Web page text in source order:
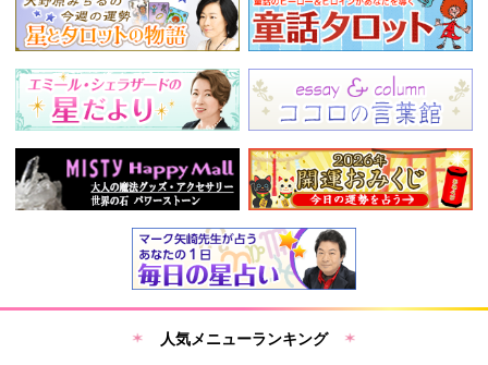
人気メニューランキング